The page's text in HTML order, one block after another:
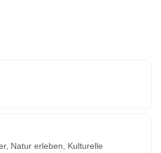
bietet atemberaubende
Mittagessen, das von
wird, und einen Web-
Natur erleben, Kulturelle